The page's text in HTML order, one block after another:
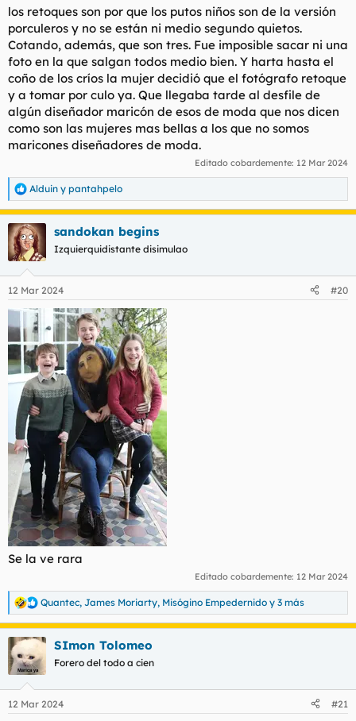
los retoques son por que los putos niños son de la versión
porculeros y no se están ni medio segundo quietos.
Cotando, además, que son tres. Fue imposible sacar ni una
foto en la que salgan todos medio bien. Y harta hasta el
coño de los críos la mujer decidió que el fotógrafo retoque
y a tomar por culo ya. Que llegaba tarde al desfile de
algún diseñador maricón de esos de moda que nos dicen
como son las mujeres mas bellas a los que no somos
maricones diseñadores de moda.
Editado cobardemente: 12 Mar 2024
R
e
a
c
c
i
e
s
Alduin y pantahpelo
sandokan begins
Izquierquidistante disimulao
12 Mar 2024 #20
Se la ve rara
Editado cobardemente: 12 Mar 2024
R
e
a
c
c
e
Quantec, James Moriarty, Misógino Empedernido y 3 más
SImon Tolomeo
Forero del todo a cien
12 Mar 2024 #21